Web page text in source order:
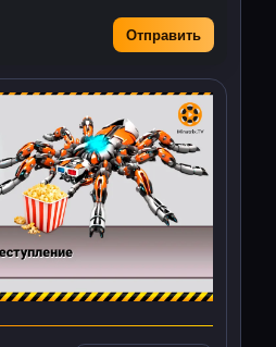
Отправить